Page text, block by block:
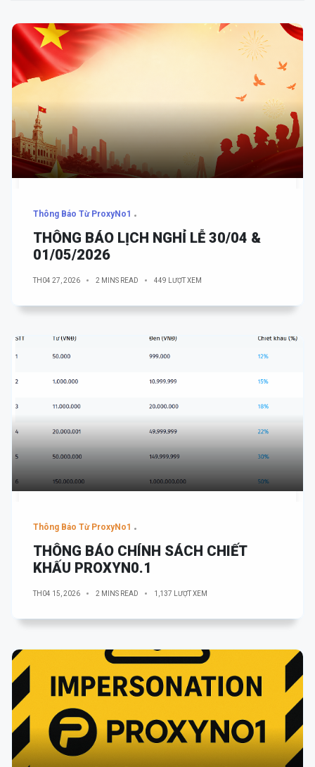
Thông Báo Từ ProxyNo1
THÔNG BÁO LỊCH NGHỈ LỄ 30/04 &
01/05/2026
TH04 27, 2026 2 MINS READ 449 LƯỢT XEM
Thông Báo Từ ProxyNo1
THÔNG BÁO CHÍNH SÁCH CHIẾT
KHẤU PROXYN0.1
TH04 15, 2026 2 MINS READ 1,137 LƯỢT XEM